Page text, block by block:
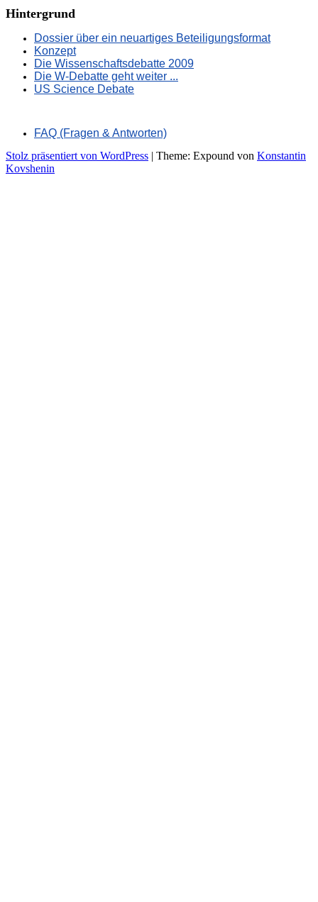
Hintergrund
Dossier über ein neuartiges Beteiligungsformat
Konzept
Die Wissenschaftsdebatte 2009
Die W-Debatte geht weiter ...
US Science Debate
FAQ (Fragen & Antworten)
Stolz präsentiert von WordPress | Theme: Expound von Konstantin
Kovshenin